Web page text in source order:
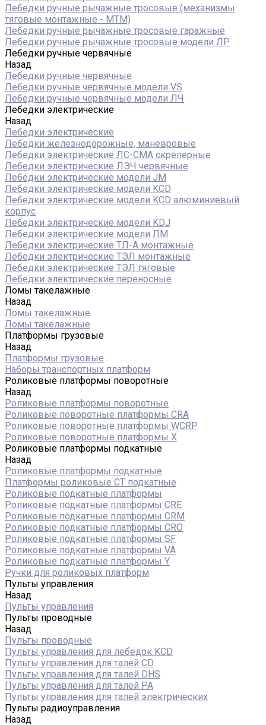
Лебедки ручные рычажные тросовые (механизмы
тяговые монтажные - МТМ)
Лебедки ручные рычажные тросовые гаражные
Лебедки ручные рычажные тросовые модели ЛР
Лебедки ручные червячные
Назад
Лебедки ручные червячные
Лебедки ручные червячные модели VS
Лебедки ручные червячные модели ЛЧ
Лебедки электрические
Назад
Лебедки электрические
Лебедки железнодорожные, маневровые
Лебедки электрические ЛС-СМА скреперные
Лебедки электрические ЛЭЧ червячные
Лебедки электрические модели JM
Лебедки электрические модели KCD
Лебедки электрические модели KCD алюминиевый
корпус
Лебедки электрические модели KDJ
Лебедки электрические модели ЛМ
Лебедки электрические ТЛ-А монтажные
Лебедки электрические ТЭЛ монтажные
Лебедки электрические ТЭЛ тяговые
Лебедки электрические переносные
Ломы такелажные
Назад
Ломы такелажные
Ломы такелажные
Платформы грузовые
Назад
Платформы грузовые
Наборы транспортных платформ
Роликовые платформы поворотные
Назад
Роликовые платформы поворотные
Роликовые поворотные платформы CRA
Роликовые поворотные платформы WCRP
Роликовые поворотные платформы X
Роликовые платформы подкатные
Назад
Роликовые платформы подкатные
Платформы роликовые СТ подкатные
Роликовые подкатные платформы
Роликовые подкатные платформы CRE
Роликовые подкатные платформы CRM
Роликовые подкатные платформы CRO
Роликовые подкатные платформы SF
Роликовые подкатные платформы VA
Роликовые подкатные платформы Y
Ручки для роликовых платформ
Пульты управления
Назад
Пульты управления
Пульты проводные
Назад
Пульты проводные
Пульты управления для лебедок KCD
Пульты управления для талей CD
Пульты управления для талей DHS
Пульты управления для талей РА
Пульты управления для талей электрических
Пульты радиоуправления
Назад